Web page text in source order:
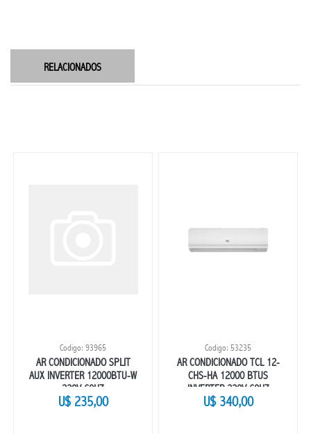
RELACIONADOS
Codigo: 93965
AR CONDICIONADO SPLIT
AUX INVERTER 12000BTU-W
220V 60HZ
U$ 235,00
Codigo: 53235
AR CONDICIONADO TCL 12-
CHS-HA 12000 BTUS
INVERTER 220V 60HZ
U$ 340,00